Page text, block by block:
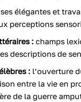
élégantes et
perceptions
:champs
descriptions de
: l’ouverture
entre la vie en
de la guerre